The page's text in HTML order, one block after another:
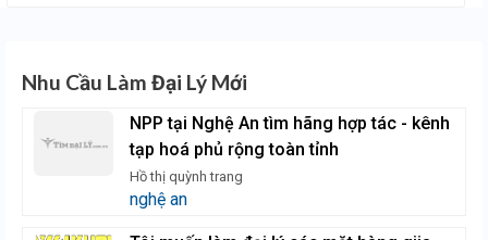
Nhu Cầu Làm Đại Lý Mới
NPP tại Nghệ An tìm hãng hợp tác - kênh
tạp hoá phủ rộng toàn tỉnh
Hồ thị quỳnh trang
nghệ an